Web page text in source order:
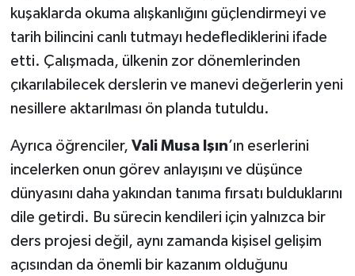
kuşaklarda okuma alışkanlığını güçlendirmeyi ve
tarih bilincini canlı tutmayı hedeflediklerini ifade
etti. Çalışmada, ülkenin zor dönemlerinden
çıkarılabilecek derslerin ve manevi değerlerin yeni
nesillere aktarılması ön planda tutuldu.
Ayrıca öğrenciler, Vali Musa Işın’ın eserlerini
incelerken onun görev anlayışını ve düşünce
dünyasını daha yakından tanıma fırsatı bulduklarını
dile getirdi. Bu sürecin kendileri için yalnızca bir
ders projesi değil, aynı zamanda kişisel gelişim
açısından da önemli bir kazanım olduğunu